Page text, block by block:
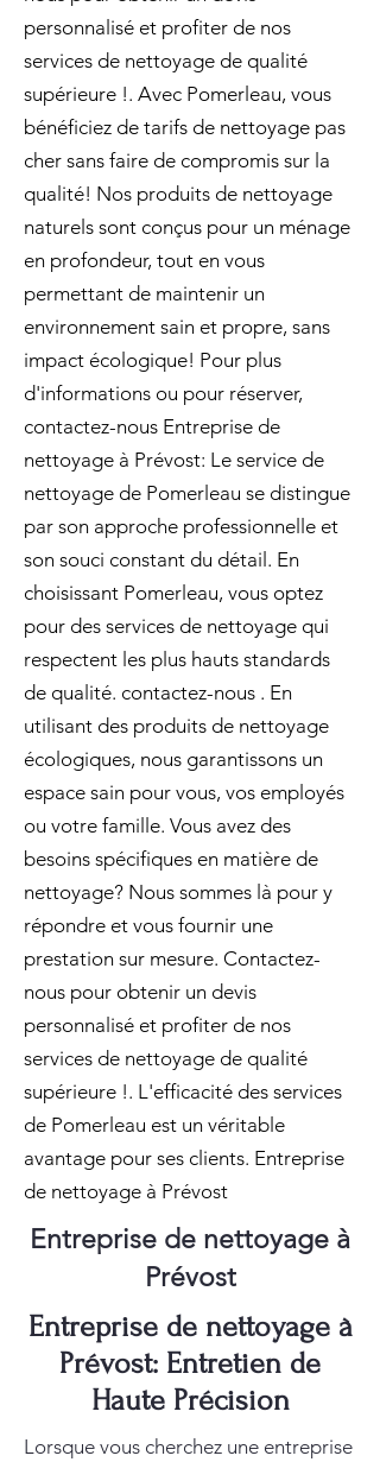
personnalisé et profiter de nos
services de nettoyage de qualité
supérieure !. Avec Pomerleau, vous
bénéficiez de tarifs de nettoyage pas
cher sans faire de compromis sur la
qualité! Nos produits de nettoyage
naturels sont conçus pour un ménage
en profondeur, tout en vous
permettant de maintenir un
environnement sain et propre, sans
impact écologique! Pour plus
d'informations ou pour réserver,
contactez-nous Entreprise de
nettoyage à Prévost: Le service de
nettoyage de Pomerleau se distingue
par son approche professionnelle et
son souci constant du détail. En
choisissant Pomerleau, vous optez
pour des services de nettoyage qui
respectent les plus hauts standards
de qualité. contactez-nous . En
utilisant des produits de nettoyage
écologiques, nous garantissons un
espace sain pour vous, vos employés
ou votre famille. Vous avez des
besoins spécifiques en matière de
nettoyage? Nous sommes là pour y
répondre et vous fournir une
prestation sur mesure. Contactez-
nous pour obtenir un devis
personnalisé et profiter de nos
services de nettoyage de qualité
supérieure !. L'efficacité des services
de Pomerleau est un véritable
avantage pour ses clients. Entreprise
de nettoyage à Prévost
Entreprise de nettoyage à
Prévost
Entreprise de nettoyage à
Prévost: Entretien de
Haute Précision
Lorsque vous cherchez une entreprise